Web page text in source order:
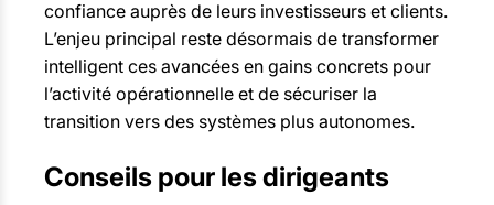
confiance auprès de leurs investisseurs et clients.
L’enjeu principal reste désormais de transformer
intelligent ces avancées en gains concrets pour
l’activité opérationnelle et de sécuriser la
transition vers des systèmes plus autonomes.
Conseils pour les dirigeants